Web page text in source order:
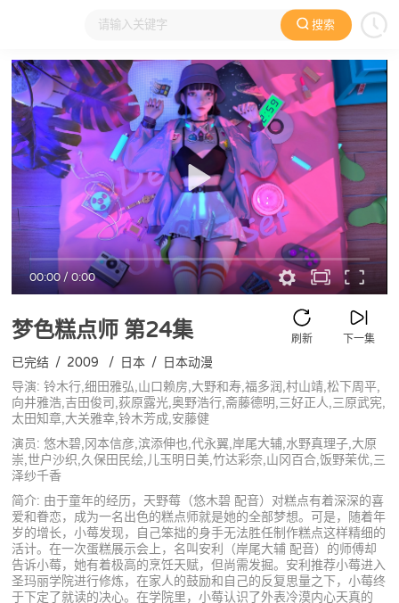
搜索
大家在看 日本动漫 国产动漫 欧美动漫 动漫电影
00:00/0:00
梦色糕点师 第24集 下一集
刷新
已完结 / 2009 / 日本 / 日本动漫
导演: 铃木行,细田雅弘,山口赖房,大野和寿,福多润,村山靖,松下周平,
向井雅浩,吉田俊司,荻原露光,奥野浩行,斋藤德明,三好正人,三原武宪,
太田知章,大关雅幸,铃木芳成,安藤健
演员: 悠木碧,冈本信彦,滨添伸也,代永翼,岸尾大辅,水野真理子,大原
崇,世户沙织,久保田民绘,儿玉明日美,竹达彩奈,山冈百合,饭野茉优,三
泽纱千香
简介: 由于童年的经历，天野莓（悠木碧 配音）对糕点有着深深的喜
爱和眷恋，成为一名出色的糕点师就是她的全部梦想。可是，随着年
岁的增长，小莓发现，自己笨拙的身手无法胜任制作糕点这样精细的
活计。在一次蛋糕展示会上，名叫安利（岸尾大辅 配音）的师傅却
告诉小莓，她有着极高的烹饪天赋，但尚需发掘。安利推荐小莓进入
圣玛丽学院进行修炼，在家人的鼓励和自己的反复思量之下，小莓终
于下定了就读的决心。在学院里，小莓认识了外表冷漠内心天真的